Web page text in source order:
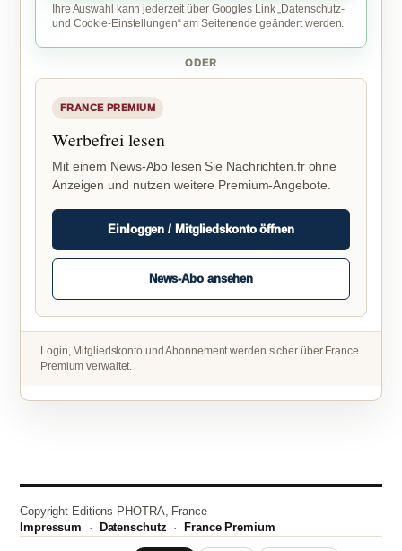
Ihre Auswahl kann jederzeit über Googles Link „Datenschutz-
und Cookie-Einstellungen“ am Seitenende geändert werden.
ODER
FRANCE PREMIUM
Werbefrei lesen
Mit einem News-Abo lesen Sie Nachrichten.fr ohne
Anzeigen und nutzen weitere Premium-Angebote.
Einloggen / Mitgliedskonto öffnen
News-Abo ansehen
Login, Mitgliedskonto und Abonnement werden sicher über France
Premium verwaltet.
Copyright Editions PHOTRA, France
Impressum · Datenschutz ·France Premium